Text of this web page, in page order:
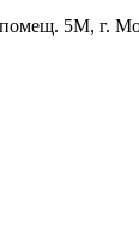
5М, г.